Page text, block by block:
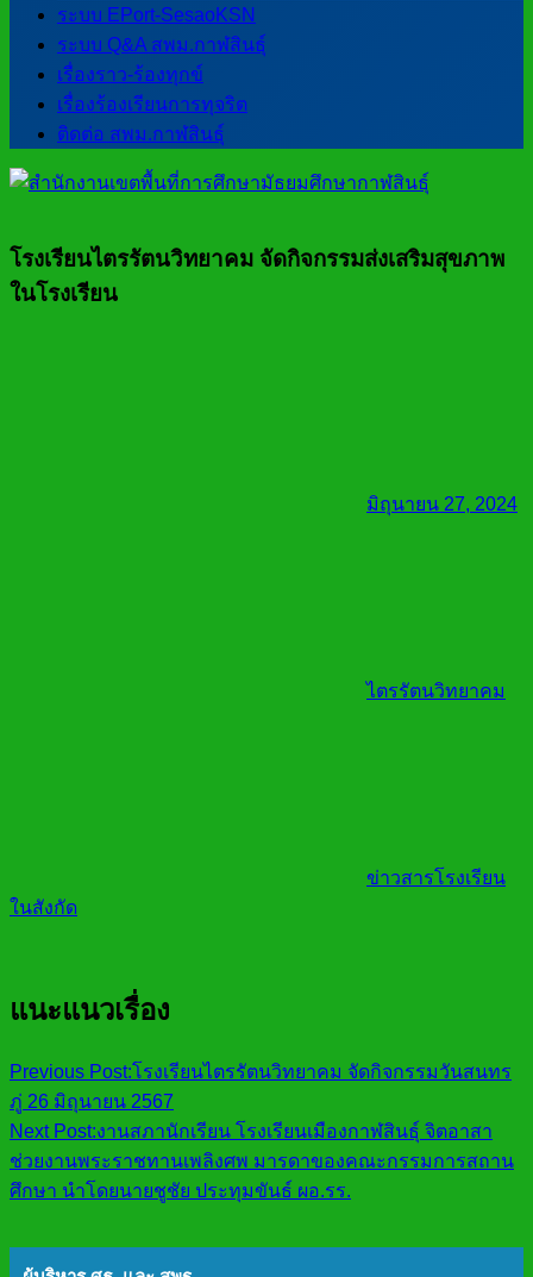
ระบบ EPort-SesaoKSN
ระบบ Q&A สพม.กาฬสินธุ์
เรื่องราว-ร้องทุกข์
เรื่องร้องเรียนการทุจริต
ติดต่อ สพม.กาฬสินธุ์
โรงเรียนไตรรัตนวิทยาคม จัดกิจกรรมส่งเสริมสุขภาพ
ในโรงเรียน
มิถุนายน 27, 2024
ไตรรัตนวิทยาคม
ข่าวสารโรงเรียน
ในสังกัด
แนะแนวเรื่อง
Previous Post:โรงเรียนไตรรัตนวิทยาคม จัดกิจกรรมวันสนทร
ภู่ 26 มิถุนายน 2567
Next Post:งานสภานักเรียน โรงเรียนเมืองกาฬสินธุ์ จิตอาสา
ช่วยงานพระราชทานเพลิงศพ มารดาของคณะกรรมการสถาน
ศึกษา นำโดยนายชูชัย ประทุมขันธ์ ผอ.รร.